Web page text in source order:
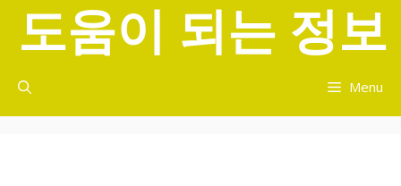
너
도움이 되는 정보
Menu